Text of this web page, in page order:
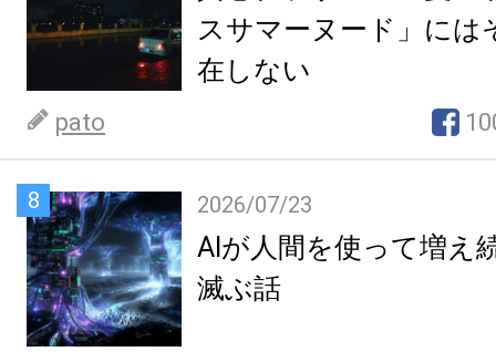
スサマーヌード」には
在しない
pato
8 2026/07/23
AIが人間を使って増え
滅ぶ話